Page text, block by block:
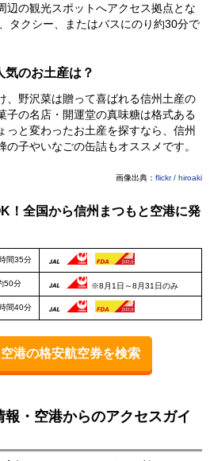
辺の観光スポットへアクセス拠点とな
タクシー、またはバスにのり約30分で
のお土産は？
、野沢菜は贈って喜ばれる信州土産の
子の名店・開運堂の真味糖は格式ある
っと変わったお土産を探すなら、信州
子やいなごの缶詰もオススメです。
画像出典： flickr / hiroaki
！全国から信州まつもと空港に発
間35分
50分 ※8月1日～8月31日のみ
間40分
港の格安航空券を検索
・空港からのアクセスガイ